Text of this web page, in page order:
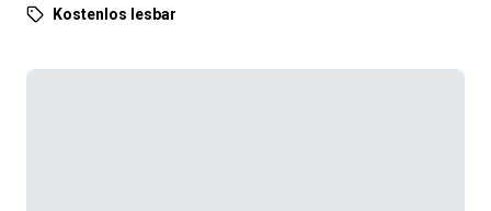
Kostenlos lesbar